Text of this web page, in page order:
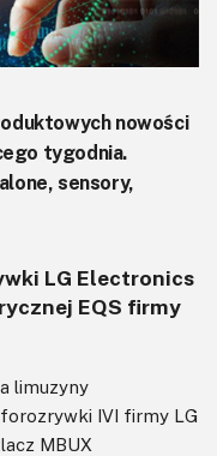
nowości
tygodnia.
sensory,
LG Electronics
EQS firmy
limuzyny
IVI firmy LG
MBUX